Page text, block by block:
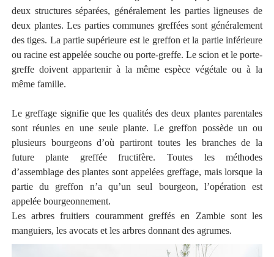
deux structures séparées, généralement les parties ligneuses de
deux plantes. Les parties communes greffées sont généralement
des tiges. La partie supérieure est le greffon et la partie inférieure
ou racine est appelée souche ou porte-greffe. Le scion et le porte-
greffe doivent appartenir à la même espèce végétale ou à la
même famille.
Le greffage signifie que les qualités des deux plantes parentales
sont réunies en une seule plante. Le greffon possède un ou
plusieurs bourgeons d’où partiront toutes les branches de la
future plante greffée fructifère. Toutes les méthodes
d’assemblage des plantes sont appelées greffage, mais lorsque la
partie du greffon n’a qu’un seul bourgeon, l’opération est
appelée bourgeonnement.
Les arbres fruitiers couramment greffés en Zambie sont les
manguiers, les avocats et les arbres donnant des agrumes.